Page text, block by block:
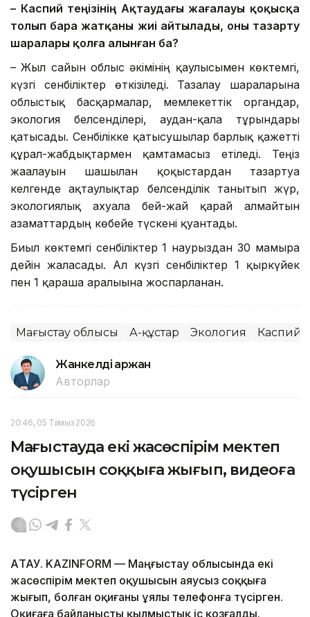
– Каспий теңізінің Ақтаудағы жағалауы қоқысқа
толып бара жатқаны жиі айтылады, оны тазарту
шаралары қолға алынған ба?
– Жыл сайын облыс әкімінің қаулысымен көктемгі,
күзгі сенбіліктер өткізіледі. Тазалау шараларына
облыстық басқармалар, мемлекеттік органдар,
экология белсенділері, аудан-қала тұрғындары
қатысады. Сенбілікке қатысушылар барлық қажетті
құрал-жабдықтармен қамтамасыз етіледі. Теңіз
жағалауын шашылған қоқыстардан тазартуға
келгенде ақтаулықтар белсенділік танытып жүр,
экологиялық ахуалға бей-жай қарай алмайтын
азаматтардың көбейе түскені қуантады.
Биыл көктемгі сенбіліктер 1 наурыздан 30 мамырға
дейін жалғасады. Ал күзгі сенбіліктер 1 қыркүйек
пен 1 қараша аралығына жоспарланған.
Маңғыстау облысы Аң-құстар Экология Каспий
Жанкелді Қаржан
Авторлар
20:46, 05 Тамыз 2026
Маңғыстауда екі жасөспірім мектеп
оқушысын соққыға жығып, видеоға
түсірген
АҚТАУ. KAZINFORM — Маңғыстау облысында екі
жасөспірім мектеп оқушысын аяусыз соққыға
жығып, болған оқиғаны ұялы телефонға түсірген.
Оқиғаға байланысты қылмыстық іс қозғалды.